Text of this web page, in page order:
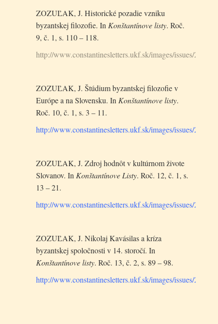
ZOZUĽAK, J. Historické pozadie vzniku
byzantskej filozofie. InKonštantínove listy. Roč.
9, č. 1, s. 110 – 118.
http://www.constantinesletters.ukf.sk/images/issues/
ZOZUĽAK, J. Štúdium byzantskej filozofie v
Európe a na Slovensku. InKonštantínove listy.
Roč. 10, č. 1, s. 3 – 11.
http://www.constantinesletters.ukf.sk/images/issues/
ZOZUĽAK, J. Zdroj hodnôt v kultúrnom živote
Slovanov. InKonštantínove Listy. Roč. 12, č. 1, s.
13 – 21.
http://www.constantinesletters.ukf.sk/images/issues/
ZOZUĽAK, J. Nikolaj Kavásilas a kríza
byzantskej spoločnosti v 14. storočí. In
Konštantínove listy. Roč. 13, č. 2, s. 89 – 98.
http://www.constantinesletters.ukf.sk/images/issues/